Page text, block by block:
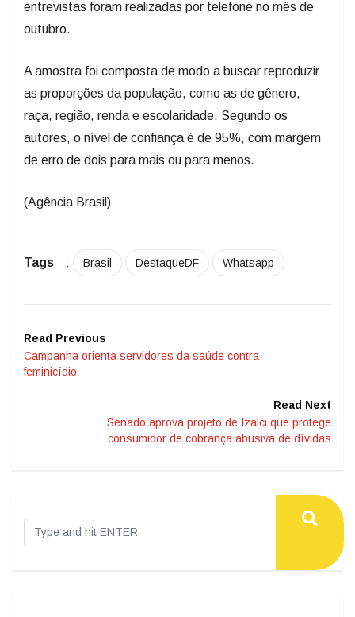
entrevistas foram realizadas por telefone no mês de
outubro.
A amostra foi composta de modo a buscar reproduzir
as proporções da população, como as de gênero,
raça, região, renda e escolaridade. Segundo os
autores, o nível de confiança é de 95%, com margem
de erro de dois para mais ou para menos.
(Agência Brasil)
Tags : Brasil DestaqueDF Whatsapp
Read Previous
Campanha orienta servidores da saúde contra
feminicídio
Read Next
Senado aprova projeto de Izalci que protege
consumidor de cobrança abusiva de dívidas